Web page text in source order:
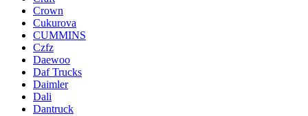
Crown
Cukurova
CUMMINS
Czfz
Daewoo
Daf Trucks
Daimler
Dali
Dantruck